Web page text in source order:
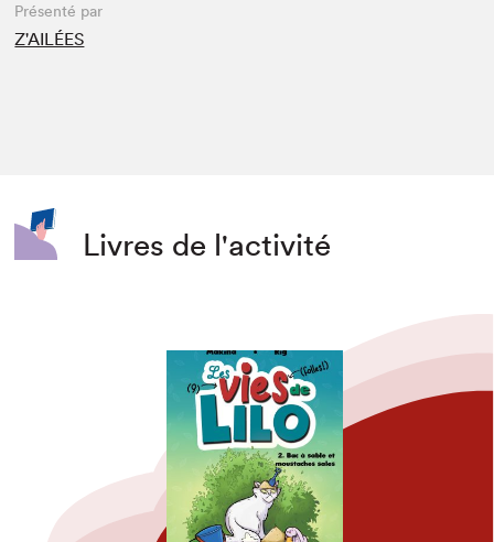
Présenté par
Z'AILÉES
Livres de l'activité